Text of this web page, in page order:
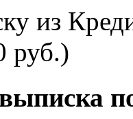
из
руб.)